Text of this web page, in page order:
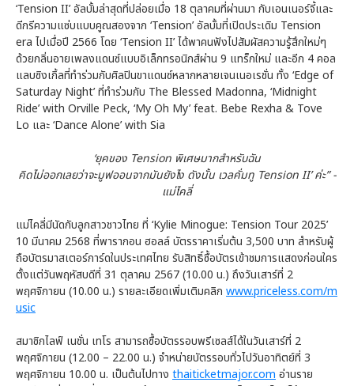
‘Tension II’ อัลบั้มล่าสุดที่ปล่อยเมื่อ 18 ตุลาคมที่ผ่านมา กับเอนเนอร์จี้และ
ดีกรีความแซ่บแบบคูณสองจาก ‘Tension’ อัลบั้มที่เปิดประเดิม Tension
era ไปเมื่อปี 2566 โดย ‘Tension II’ ได้พาคนฟังไปสัมผัสความรู้สึกใหม่ๆ
ด้วยกลิ่นอายเพลงแดนซ์แบบอิเล็กทรอนิกส์ผ่าน 9 แทร็กใหม่ และอีก 4 คอล
แลบซิงเกิ้ลที่ทำร่วมกับศิลปินขาแดนซ์หลากหลายเจนเนอเรชั่น ทั้ง ‘Edge of
Saturday Night’ ที่ทำร่วมกับ The Blessed Madonna, ‘Midnight
Ride’ with Orville Peck, ‘My Oh My’ feat. Bebe Rexha & Tove
Lo และ ‘Dance Alone’ with Sia
‘ยุคของ Tension พิเศษมากสำหรับฉัน
คิดไม่ออกเลยว่าจะมูฟออนจากมันยังไง ดังนั้น เวลคั่มทู Tension II’ ค่ะ” -
แม่ไคลี่
แม่ไคลี่มีนัดกับลูกสาวชาวไทย ที่ ‘Kylie Minogue: Tension Tour 2025’
10 มีนาคม 2568 ที่พารากอน ฮอลล์ บัตรราคาเริ่มต้น 3,500 บาท สำหรับผู้
ถือบัตรมาสเตอร์การ์ดในประเทศไทย รับสิทธิ์ซื้อบัตรเข้าชมการแสดงก่อนใคร
ตั้งแต่วันพฤหัสบดีที่ 31 ตุลาคม 2567 (10.00 น.) ถึงวันเสาร์ที่ 2
พฤศจิกายน (10.00 น.) รายละเอียดเพิ่มเติมคลิก www.priceless.com/m
usic
สมาชิกไลฟ์ เนชั่น เทโร สามารถซื้อบัตรรอบพรีเซลส์ได้ในวันเสาร์ที่ 2
พฤศจิกายน (12.00 – 22.00 น.) จำหน่ายบัตรรอบทั่วไปวันอาทิตย์ที่ 3
พฤศจิกายน 10.00 น. เป็นต้นไปทาง thaiticketmajor.com อ่านราย